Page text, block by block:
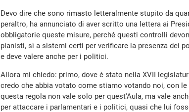
Devo dire che sono rimasto letteralmente stupito da
peraltro, ha annunciato di aver scritto una lettera ai
obbligatorie queste misure, perché questi controlli
pianisti, sì a sistemi certi per verificare la presenza dei
e deve valere anche per i politici.
Allora mi chiedo: primo, dove è stato nella XVII
credo che abbia votato come stiamo votando noi, con
questa regola non vale solo per quest'Aula, ma vale
per attaccare i parlamentari e i politici, quasi che lui